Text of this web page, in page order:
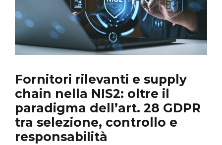
Fornitori rilevanti e supply
chain nella NIS2: oltre il
paradigma dell’art. 28 GDPR
tra selezione, controllo e
responsabilità